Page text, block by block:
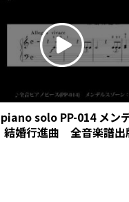
solo PP-014 メン
結婚行進曲 全音楽譜出